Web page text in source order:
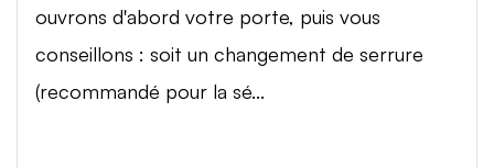
ouvrons d'abord votre porte, puis vous
conseillons : soit un changement de serrure
(recommandé pour la sé...